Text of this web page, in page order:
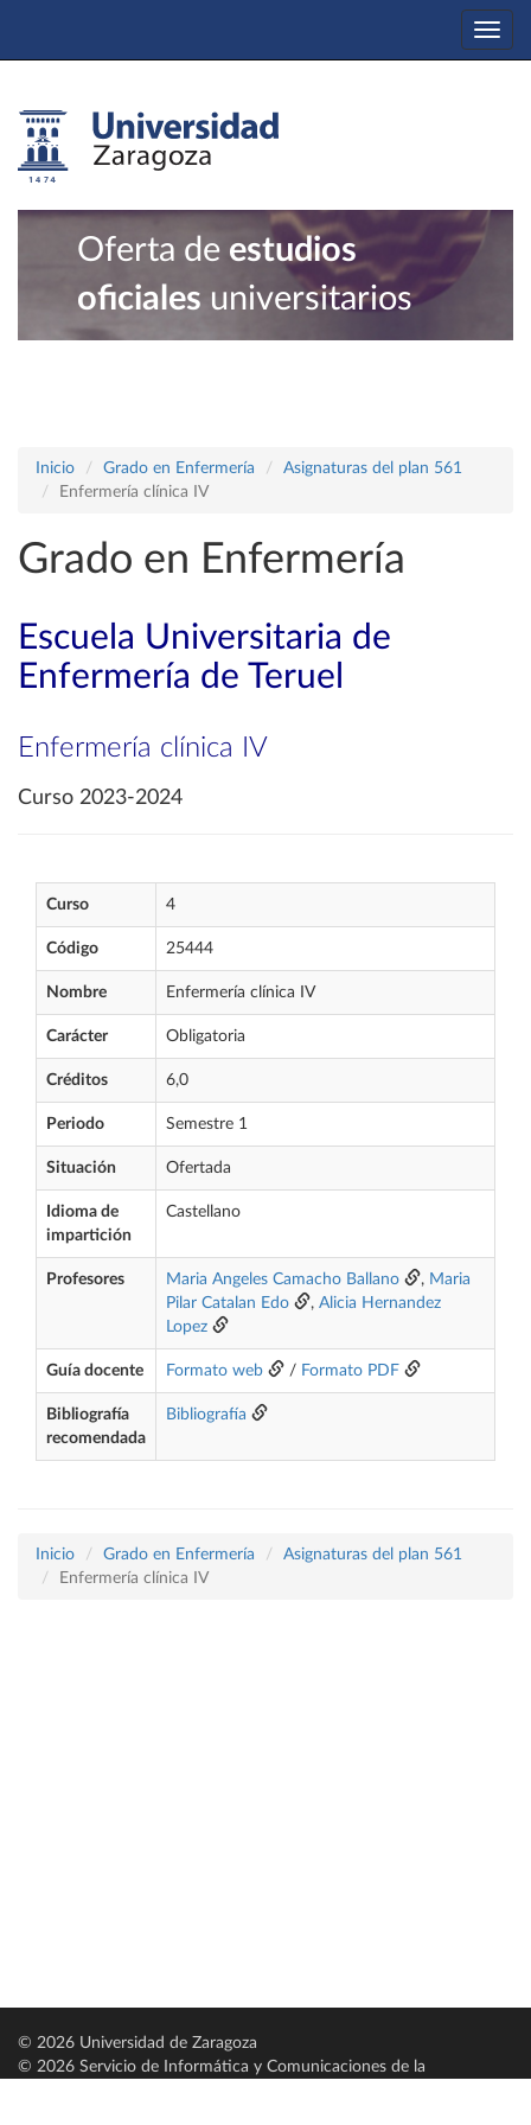
Oferta de estudios
oficiales universitarios
Inicio Grado en Enfermería
Asignaturas del plan 561
Enfermería clínica IV
Grado en Enfermería
Escuela Universitaria de
Enfermería de Teruel
Enfermería clínica IV
Curso 2023-2024
Curso 4
Código 25444
Nombre Enfermería clínica IV
Carácter Obligatoria
Créditos 6,0
Periodo Semestre 1
Situación Ofertada
Idioma de
impartición
Castellano
Profesores Maria Angeles Camacho Ballano , Maria
Pilar Catalan Edo
, Alicia Hernandez
Lopez
Guía docente Formato web / Formato PDF
Bibliografía
recomendada
Bibliografía
Inicio Grado en Enfermería
Asignaturas del plan 561
Enfermería clínica IV
© 2026 Universidad de Zaragoza
© 2026 Servicio de Informática y Comunicaciones de la